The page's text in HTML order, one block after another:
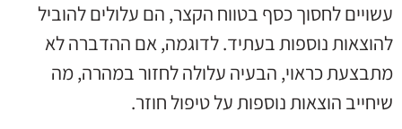
עשויים לחסוך כסף בטווח הקצר, הם עלולים להוביל
להוצאות נוספות בעתיד. לדוגמה, אם ההדברה לא
מתבצעת כראוי, הבעיה עלולה לחזור במהרה, מה
שיחייב הוצאות נוספות על טיפול חוזר.